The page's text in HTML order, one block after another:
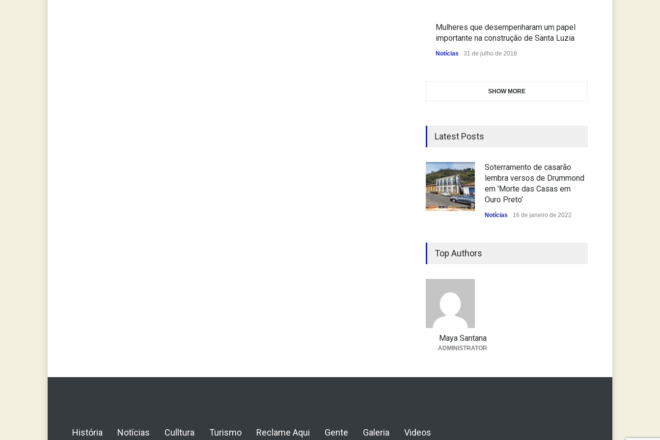
Mulheres que desempenharam um papel
importante na construção de Santa Luzia
Notícias 31 de julho de 2018
SHOW MORE
Latest Posts
Soterramento de casarão
lembra versos de Drummond
em 'Morte das Casas em
Ouro Preto'
Notícias 16 de janeiro de 2022
Top Authors
Maya Santana
ADMINISTRATOR
História Notícias Culltura Turismo Reclame Aqui Gente Galeria Videos